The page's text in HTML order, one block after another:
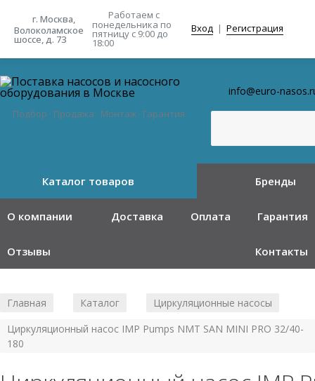
г. Москва,
Волоколамское
шоссе, д. 73
Работаем с
понедельника по
пятницу с 9:00 до
18:00
Вход | Регистрация
Подбор · Продажа · Монтаж · Гарантия
info@euro-
Каталог товаров Бренды
О компании Доставка Оплата Гарантия
Отзывы Контакты
Главная Каталог Циркуляционные насосы
Циркуляционный насос IMP Pumps NMT SAN MINI PRO 32/40-
180